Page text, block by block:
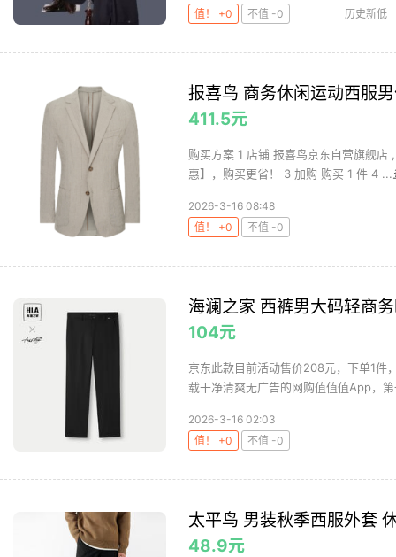
值！ +0
不值 -0 历史新低
报喜鸟 商务休闲运动西服
411.5元
购买方案 1 店铺 报喜鸟京东自营旗舰
惠】，购买更省！ 3 加购 购买 1 件 4 ...
2026-3-16 08:48
值！ +0
不值 -0
海澜之家 西裤男大码轻商
104元
京东此款目前活动售价208元，下单1件
载干净清爽无广告的网购值值值App，
2026-3-16 02:03
值！ +0
不值 -0
太平鸟 男装秋季西服外套
48.9元